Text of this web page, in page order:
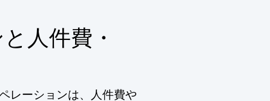
人件費・
レーションは、人件費や